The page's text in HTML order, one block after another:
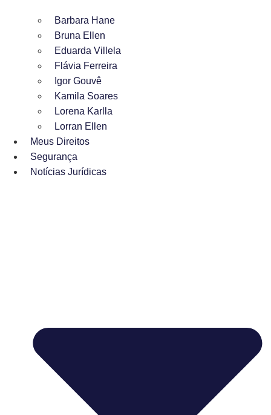
Barbara Hane
Bruna Ellen
Eduarda Villela
Flávia Ferreira
Igor Gouvê
Kamila Soares
Lorena Karlla
Lorran Ellen
Meus Direitos
Segurança
Notícias Jurídicas